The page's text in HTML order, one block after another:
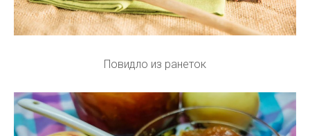
Повидло из ранеток